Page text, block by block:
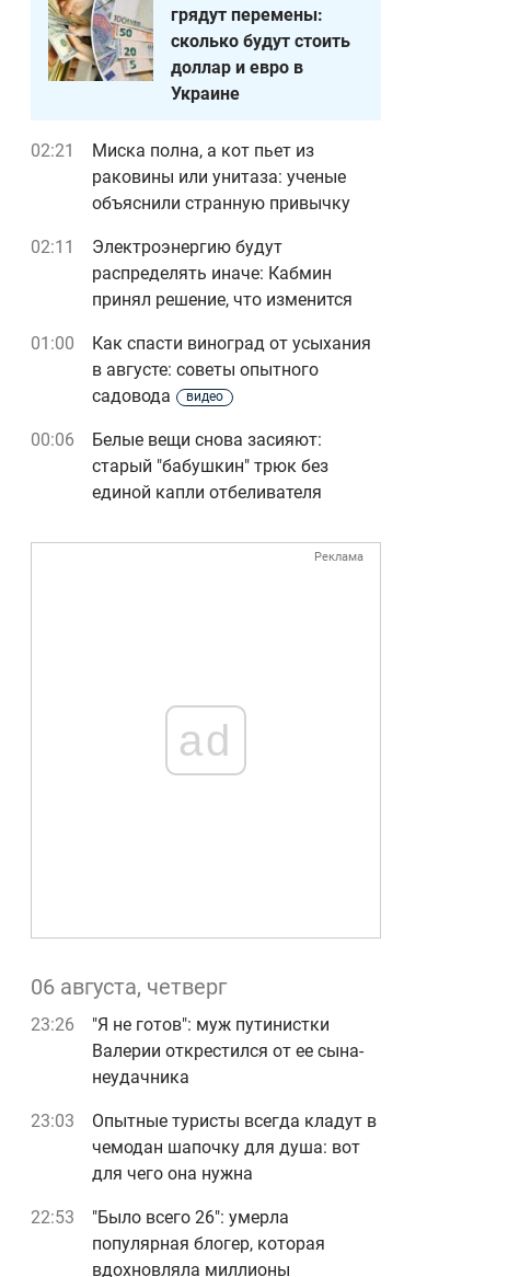
грядут перемены:
сколько будут стоить
доллар и евро в
Украине
02:21
Миска полна, а кот пьет из
раковины или унитаза: ученые
объяснили странную привычку
02:11
Электроэнергию будут
распределять иначе: Кабмин
принял решение, что изменится
01:00
Как спасти виноград от усыхания
в августе: советы опытного
садовода
видео
00:06
Белые вещи снова засияют:
старый "бабушкин" трюк без
единой капли отбеливателя
Реклама
ad
06 августа, четверг
23:26
"Я не готов": муж путинистки
Валерии открестился от ее сына-
неудачника
23:03
Опытные туристы всегда кладут в
чемодан шапочку для душа: вот
для чего она нужна
22:53
"Было всего 26": умерла
популярная блогер, которая
вдохновляла миллионы